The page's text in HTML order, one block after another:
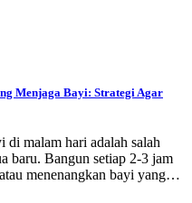
Menjaga Bayi: Strategi Agar
di malam hari adalah salah
baru. Bangun setiap 2-3 jam
menenangkan bayi yang…